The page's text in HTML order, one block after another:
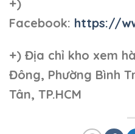
+)
Facebook: https://
+) Địa chỉ kho xem
Đông, Phường Bình
Tân, TP.HCM